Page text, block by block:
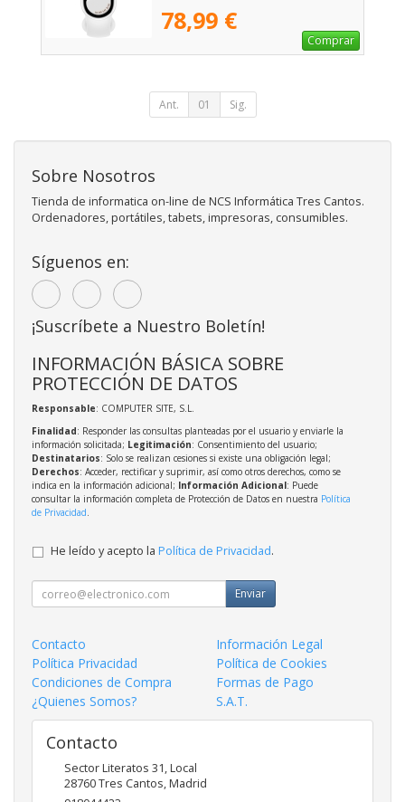
78,99 €
Comprar
Ant. 01 Sig.
Sobre Nosotros
Tienda de informatica on-line de NCS Informática Tres Cantos.
Ordenadores, portátiles, tabets, impresoras, consumibles.
Síguenos en:
¡Suscríbete a Nuestro Boletín!
INFORMACIÓN BÁSICA SOBRE
PROTECCIÓN DE DATOS
Responsable: COMPUTER SITE, S.L.
Finalidad: Responder las consultas planteadas por el usuario y enviarle la
información solicitada; Legitimación: Consentimiento del usuario;
Destinatarios: Solo se realizan cesiones si existe una obligación legal;
Derechos: Acceder, rectificar y suprimir, así como otros derechos, como se
indica en la información adicional; Información Adicional: Puede
consultar la información completa de Protección de Datos en nuestra Política
de Privacidad.
He leído y acepto la Política de Privacidad.
Enviar
Contacto
Información Legal
Política Privacidad
Política de Cookies
Condiciones de Compra
Formas de Pago
¿Quienes Somos?
S.A.T.
Contacto
Sector Literatos 31, Local
28760Tres Cantos,Madrid